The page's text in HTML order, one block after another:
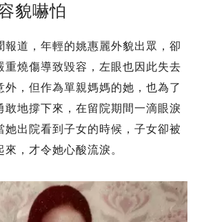
貌嚇怕
報道，年輕的姚惠麗外貌出眾，卻
重燒傷導致毀容，左眼也因此失去
外，但作為單親媽媽的她，也為了
敢地撐下來，在留院期間一滴眼淚
她出院看到子女的時候，子女卻被
，才令她心酸流淚。